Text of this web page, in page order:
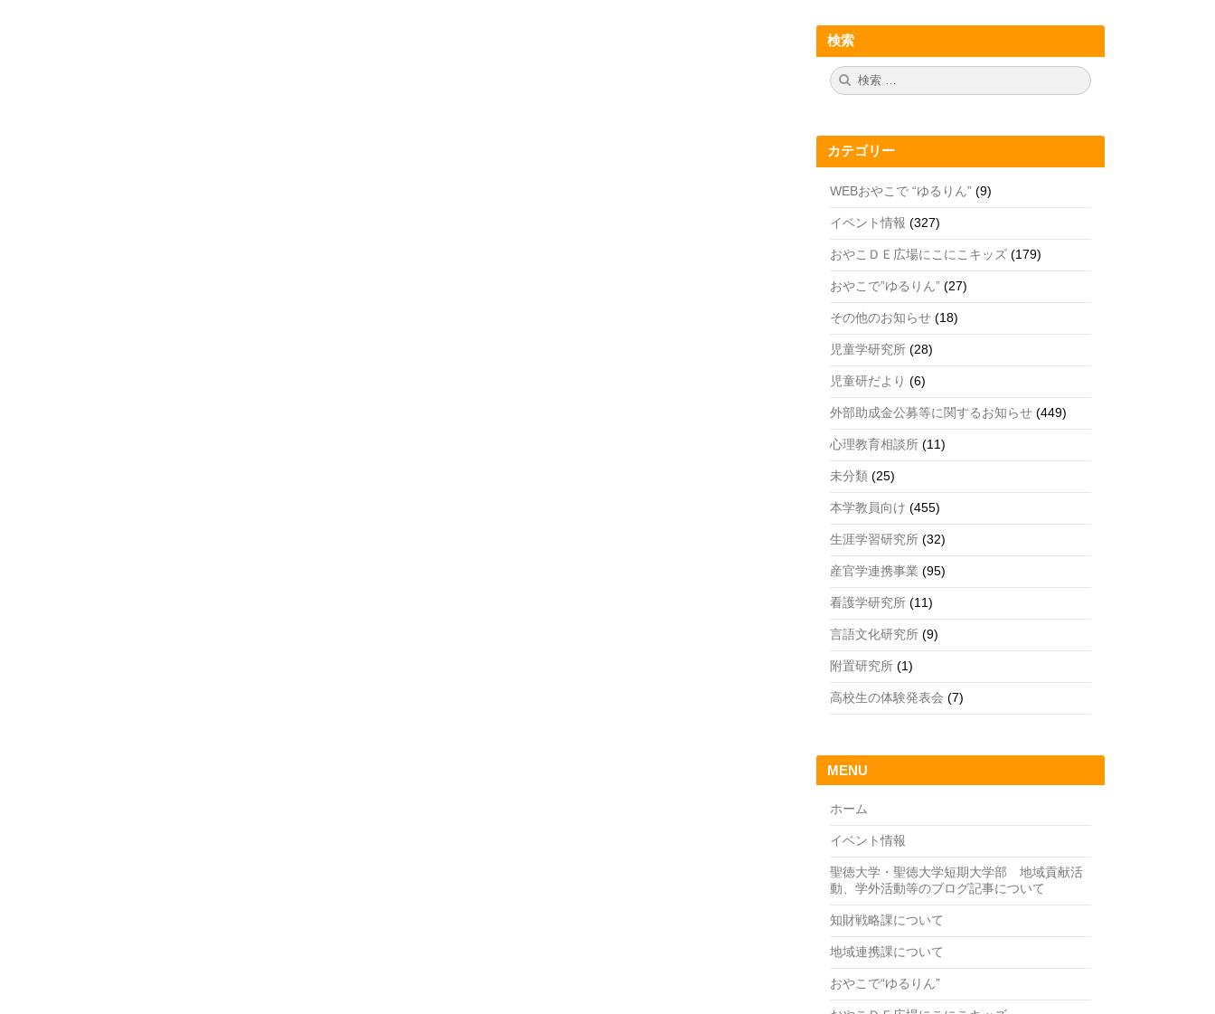
c
e
b
o
k
a
gr
tt
er
u
T
e
C
h
n
el
検索
検
索:
カテゴリー
WEBおやこで “ゆるりん” (9)
イベント情報 (327)
おやこＤＥ広場にこにこキッズ (179)
おやこで”ゆるりん” (27)
その他のお知らせ (18)
児童学研究所 (28)
児童研だより (6)
外部助成金公募等に関するお知らせ (449)
心理教育相談所 (11)
未分類 (25)
本学教員向け (455)
生涯学習研究所 (32)
産官学連携事業 (95)
看護学研究所 (11)
言語文化研究所 (9)
附置研究所 (1)
高校生の体験発表会 (7)
MENU
ホーム
イベント情報
聖徳大学・聖徳大学短期大学部 地域貢献活
動、学外活動等のブログ記事について
知財戦略課について
地域連携課について
おやこで“ゆるりん”